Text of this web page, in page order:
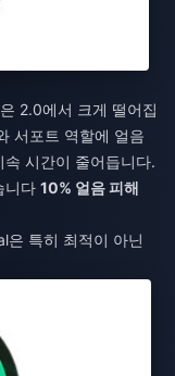
2.0에서 크게 떨어집
서포트 역할에 얼음
시간이 줄어듭니다.
니다 10% 얼음 피해
은 특히 최적이 아닌